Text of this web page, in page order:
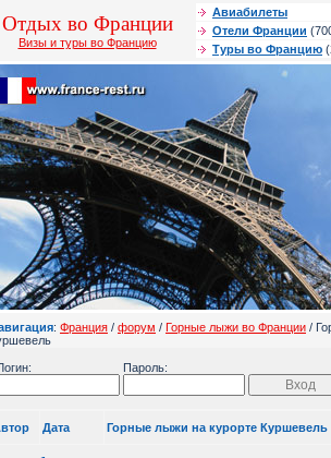
Отдых во Франции
Визы и туры во Францию
Авиабилеты
Отели Франции
Туры во Францию
: Франция / форум / Горные лыжи во Франции /
Пароль:
Дата Горные лыжи на курорте Куршевель